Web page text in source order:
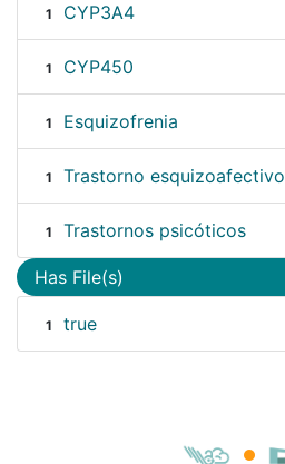
1 CYP3A4
1 CYP450
1 Esquizofrenia
1 Trastorno esquizoafectivo
1 Trastornos psicóticos
Has File(s)
1 true